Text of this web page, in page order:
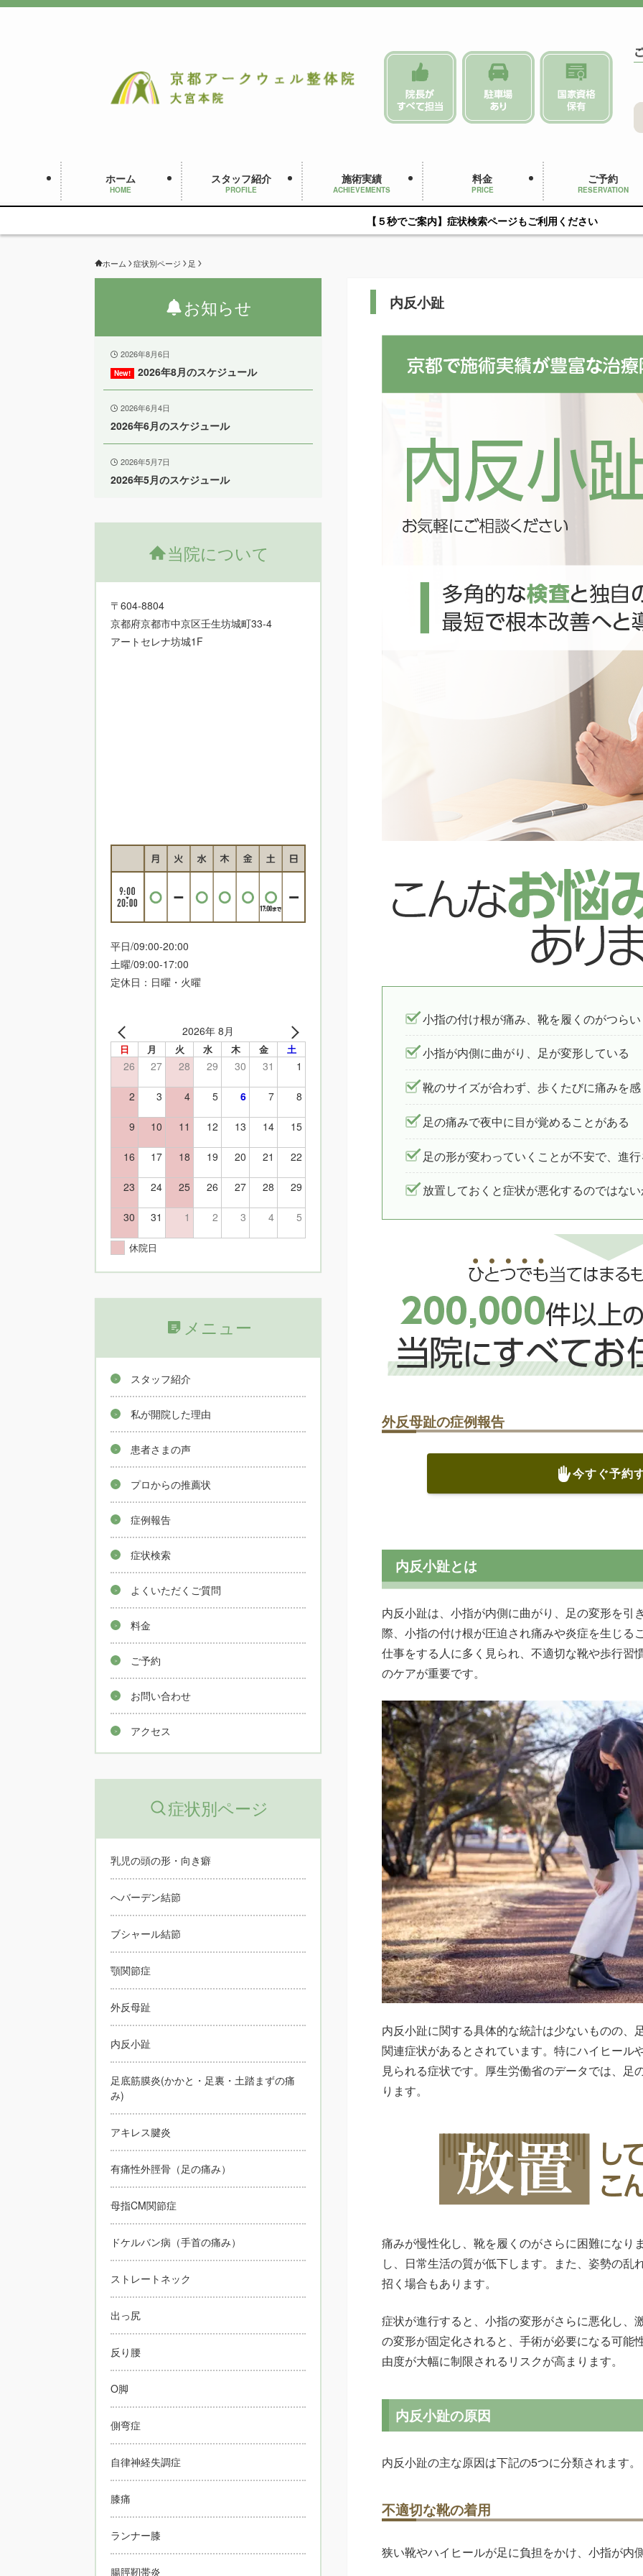
ホーム
HOME
スタッフ紹介
PROFILE
施術実績
ACHIEVEMENTS
料金
PRICE
ご予約
RESERVATION
【５秒でご案内】症状検索ページもご利用ください
ホーム 症状別ページ 足
内反小趾
小指の付け根が痛み、靴を履くのがつらい
小指が内側に曲がり、足が変形している
靴のサイズが合わず、歩くたびに痛みを
足の痛みで夜中に目が覚めることがある
足の形が変わっていくことが不安で、進
放置しておくと症状が悪化するのではな
外反母趾の症例報告
今すぐ予約
内反小趾とは
内反小趾は、小指が内側に曲がり、足の変形を引
際、小指の付け根が圧迫され痛みや炎症を生じる
仕事をする人に多く見られ、不適切な靴や歩行習
のケアが重要です。
内反小趾に関する具体的な統計は少ないものの、
関連症状があるとされています。特にハイヒール
見られる症状です。厚生労働省のデータでは、足
ります。
痛みが慢性化し、靴を履くのがさらに困難になり
し、日常生活の質が低下します。また、姿勢の乱
招く場合もあります。
症状が進行すると、小指の変形がさらに悪化し、
の変形が固定化されると、手術が必要になる可能
由度が大幅に制限されるリスクが高まります。
内反小趾の原因
内反小趾の主な原因は下記の5つに分類されます。
不適切な靴の着用
狭い靴やハイヒールが足に負担をかけ、小指が内
お知らせ
2026年8月6日
2026年8月のスケジュール
2026年6月4日
2026年6月のスケジュール
2026年5月7日
2026年5月のスケジュール
当院について
〒604-8804
京都府京都市中京区壬生坊城町33-4
アートセレナ坊城1F
平日/09:00-20:00
土曜/09:00-17:00
定休日：日曜・火曜
2026年 8月
日 月 火 水 木 金 土
26 27 28 29 30 31 1
2 3 4 5 6 7 8
9 10 11 12 13 14 15
16 17 18 19 20 21 22
23 24 25 26 27 28 29
30 31 1 2 3 4 5
休院日
メニュー
スタッフ紹介
私が開院した理由
患者さまの声
プロからの推薦状
症例報告
症状検索
よくいただくご質問
料金
ご予約
お問い合わせ
アクセス
症状別ページ
乳児の頭の形・向き癖
へバーデン結節
ブシャール結節
顎関節症
外反母趾
内反小趾
足底筋膜炎(かかと・足裏・土踏まずの痛
み)
アキレス腱炎
有痛性外脛骨（足の痛み）
母指CM関節症
ドケルバン病（手首の痛み）
ストレートネック
出っ尻
反り腰
O脚
側弯症
自律神経失調症
膝痛
ランナー膝
腸脛靭帯炎